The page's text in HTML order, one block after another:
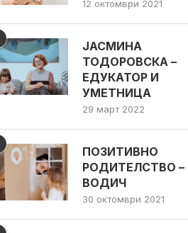
ЗА ВАС: „КАКО ДА
ЗА ДЕЦАТА...
12 октомври 2021
ЈАСМИНА
ТОДОРОВСКА –
ЕДУКАТОР И
УМЕТНИЦА
29 март 2022
ПОЗИТИВНО
РОДИТЕЛСТВО –
ВОДИЧ
30 октомври 2021